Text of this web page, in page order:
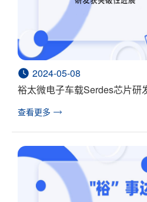
2024-05-08
裕太微电子车载Serdes芯片研
查看更多